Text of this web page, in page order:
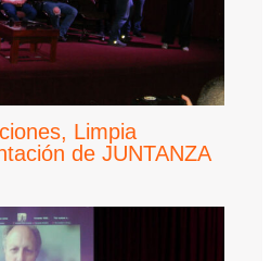
Limpia
de JUNTANZA